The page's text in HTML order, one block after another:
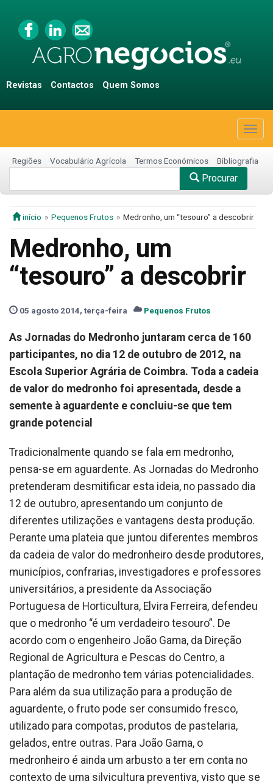
Revistas Contactos Quem Somos
Regiões Vocabulário Agrícola Termos Económicos Bibliografia
Procurar
início Pequenos Frutos Medronho, um “tesouro” a descobrir
Medronho, um
“tesouro” a descobrir
05 agosto 2014, terça-feira Pequenos Frutos
As Jornadas do Medronho juntaram cerca de 160
participantes, no dia 12 de outubro de 2012, na
Escola Superior Agrária de Coimbra. Toda a cadeia
de valor do medronho foi apresentada, desde a
semente à aguardente e concluiu-se que tem
grande potencial
Tradicionalmente quando se fala em medronho,
pensa-se em aguardente. As Jornadas do Medronho
pretenderam desmitificar esta ideia, no passado dia
12 de outubro, apresentando um conjunto de
diferentes utilizações e vantagens desta produção.
Perante uma plateia que juntou diferentes membros
da cadeia de valor do medronheiro desde produtores,
municípios, confrarias, investigadores e professores
universitários, a presidente da Associação
Portuguesa de Horticultura, Elvira Ferreira, defendeu
que o medronho “é um verdadeiro tesouro”. De
acordo com o engenheiro João Gama, da Direção
Regional de Agricultura e Pescas do Centro, a
plantação de medronho tem várias potencialidades.
Para além da sua utilização para a produção de
aguardente, o fruto pode ser consumido fresco,
utilizado para compotas, produtos de pastelaria,
gelados, entre outras. Para João Gama, o
medronheiro é ainda um arbusto a ter em conta no
contexto de uma silvicultura preventiva, visto que se